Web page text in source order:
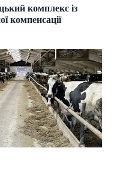
комплекс із
компенсації